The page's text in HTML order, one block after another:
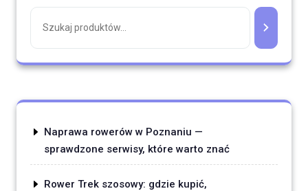
Naprawa rowerów w Poznaniu —
sprawdzone serwisy, które warto znać
Rower Trek szosowy: gdzie kupić,